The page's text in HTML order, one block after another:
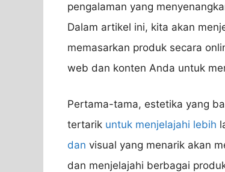
pengalaman yang
Dalam artikel ini, kita akan
memasarkan produk secara
web dan konten Anda untuk
Pertama-tama, estetika yang
tertarik untuk menjelajahi lebih
dan visual yang menarik akan
dan menjelajahi berbagai